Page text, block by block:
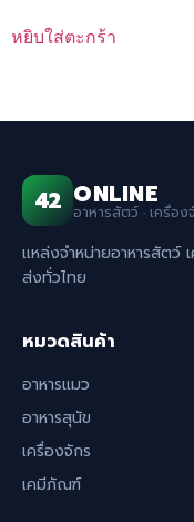
หยิบใส่ตะกร้า
42 ONLINE
อาหารสัตว์ · เครื่อง
แหล่งจำหน่ายอาหารสัตว์
ส่งทั่วไทย
หมวดสินค้า
อาหารแมว
อาหารสุนัข
เครื่องจักร
เคมีภัณฑ์